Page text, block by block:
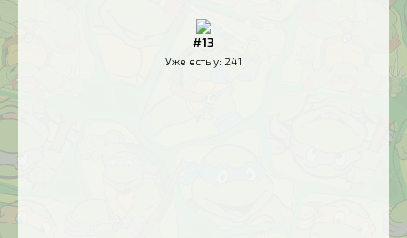
#13
Уже есть у: 241